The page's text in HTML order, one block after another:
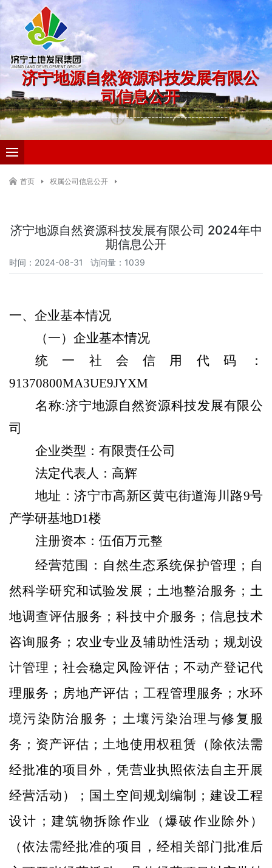
济宁地源自然资源科技发展有限公
司信息公开
------------------------------------------------
首页 权属公司信息公开
济宁地源自然资源科技发展有限公司 2024年中
期信息公开
时间：2024-08-31 访问量：1039
一、企业基本情况
（一）企业基本情况
统一社会信用代码：
91370800MA3UE9JYXM
名称:济宁地源自然资源科技发展有限公
司
企业类型：有限责任公司
法定代表人： 高辉
地址：济宁市高新区黄屯街道海川路9号
产学研基地D1楼
注册资本： 伍佰万元整
经营范围： 自然生态系统保护管理；自
然科学研究和试验发展；土地整治服务；土
地调查评估服务；科技中介服务；信息技术
咨询服务；农业专业及辅助性活动；规划设
计管理；社会稳定风险评估；不动产登记代
理服务；房地产评估；工程管理服务；水环
境污染防治服务；土壤污染治理与修复服
务；资产评估；土地使用权租赁（除依法需
经批准的项目外，凭营业执照依法自主开展
经营活动）；国土空间规划编制；建设工程
设计；建筑物拆除作业（爆破作业除外）
（依法需经批准的项目，经相关部门批准后